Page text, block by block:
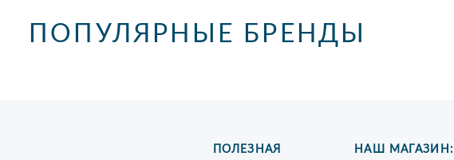
ПОПУЛЯРНЫЕ БРЕНДЫ
ПОЛЕЗНАЯ
НАШ МАГАЗИН: